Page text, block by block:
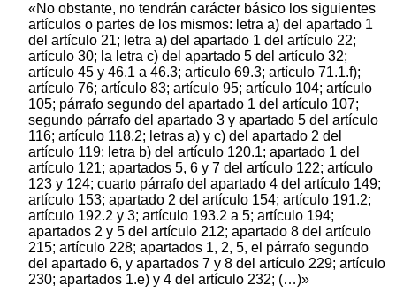
«No obstante, no tendrán carácter básico los siguientes
artículos o partes de los mismos: letra a) del apartado 1
del artículo 21; letra a) del apartado 1 del artículo 22;
artículo 30; la letra c) del apartado 5 del artículo 32;
artículo 45 y 46.1 a 46.3; artículo 69.3; artículo 71.1.f);
artículo 76; artículo 83; artículo 95; artículo 104; artículo
105; párrafo segundo del apartado 1 del artículo 107;
segundo párrafo del apartado 3 y apartado 5 del artículo
116; artículo 118.2; letras a) y c) del apartado 2 del
artículo 119; letra b) del artículo 120.1; apartado 1 del
artículo 121; apartados 5, 6 y 7 del artículo 122; artículo
123 y 124; cuarto párrafo del apartado 4 del artículo 149;
artículo 153; apartado 2 del artículo 154; artículo 191.2;
artículo 192.2 y 3; artículo 193.2 a 5; artículo 194;
apartados 2 y 5 del artículo 212; apartado 8 del artículo
215; artículo 228; apartados 1, 2, 5, el párrafo segundo
del apartado 6, y apartados 7 y 8 del artículo 229; artículo
230; apartados 1.e) y 4 del artículo 232; (…)»